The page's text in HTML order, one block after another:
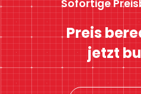
Sofortige
Preis